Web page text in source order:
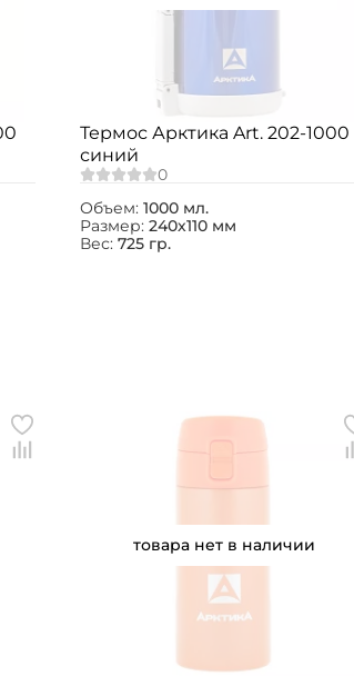
Термос Арктика Art. 202-1000
синий
Объем: 1000 мл.
Размер: 240х110 мм
Вес: 725 гр.
товара нет в наличии
уже есть аккаунт